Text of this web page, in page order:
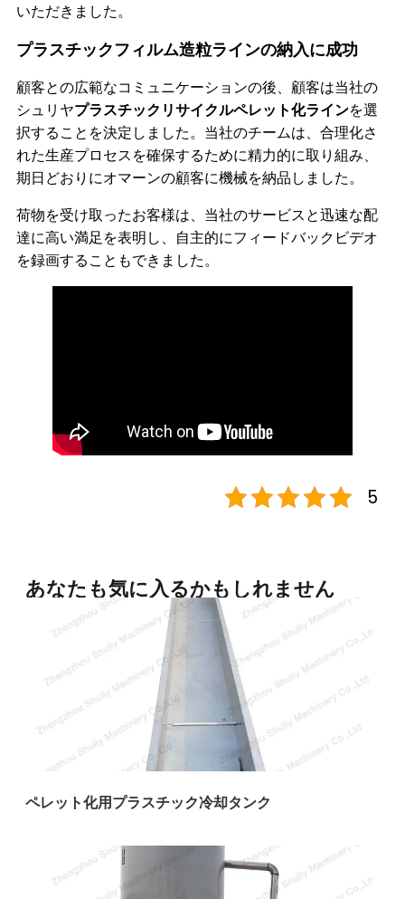
いただきました。
プラスチックフィルム造粒ラインの納入に成功
顧客との広範なコミュニケーションの後、顧客は当社の
シュリヤプラスチックリサイクルペレット化ラインを選
択することを決定しました。当社のチームは、合理化さ
れた生産プロセスを確保するために精力的に取り組み、
期日どおりにオマーンの顧客に機械を納品しました。
荷物を受け取ったお客様は、当社のサービスと迅速な配
達に高い満足を表明し、自主的にフィードバックビデオ
を録画することもできました。
5
あなたも気に入るかもしれません
ペレット化用プラスチック冷却タンク